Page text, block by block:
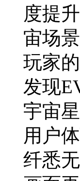
度提
宙场
玩家
发现
宇宙
用户
纤悉